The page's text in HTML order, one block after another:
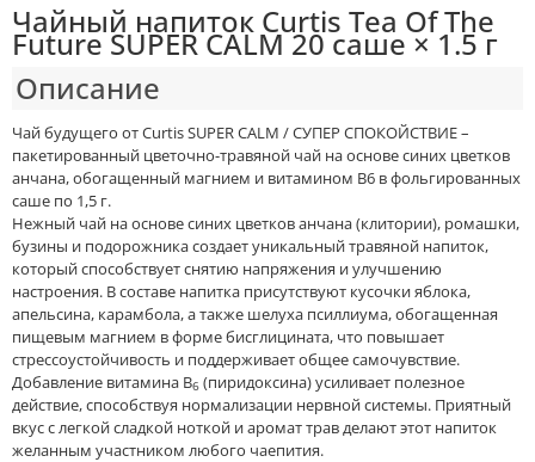
Чайный напиток Curtis Tea Of The
Future SUPER CALM 20 саше × 1.5 г
Описание
Чай будущего от Curtis SUPER CALM / СУПЕР СПОКОЙСТВИЕ –
пакетированный цветочно-травяной чай на основе синих цветков
анчана, обогащенный магнием и витамином В6 в фольгированных
саше по 1,5 г.
Нежный чай на основе синих цветков анчана (клитории), ромашки,
бузины и подорожника создает уникальный травяной напиток,
который способствует снятию напряжения и улучшению
настроения. В составе напитка присутствуют кусочки яблока,
апельсина, карамбола, а также шелуха псиллиума, обогащенная
пищевым магнием в форме бисглицината, что повышает
стрессоустойчивость и поддерживает общее самочувствие.
Добавление витамина B6 (пиридоксина) усиливает полезное
действие, способствуя нормализации нервной системы. Приятный
вкус с легкой сладкой ноткой и аромат трав делают этот напиток
желанным участником любого чаепития.